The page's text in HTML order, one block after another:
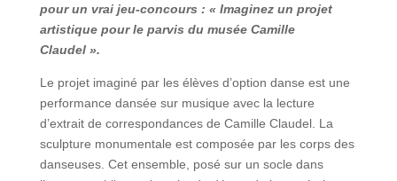
pour un vrai jeu-concours : « Imaginez un projet
artistique pour le parvis du musée Camille
Claudel ».
Le projet imaginé par les élèves d’option danse est une
performance dansée sur musique avec la lecture
d’extrait de correspondances de Camille Claudel. La
sculpture monumentale est composée par les corps des
danseuses. Cet ensemble, posé sur un socle dans